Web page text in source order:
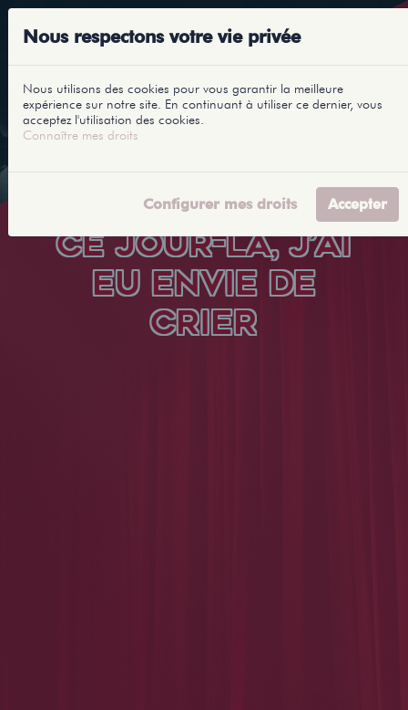
CE JOUR-LÀ, J’AI
EU ENVIE DE
CRIER
Nous respectons votre vie privée
Nous utilisons des cookies pour vous garantir la meilleure
expérience sur notre site. En continuant à utiliser ce dernier, vous
acceptez l'utilisation des cookies.
Connaître mes droits
Configurer mes droits Accepter